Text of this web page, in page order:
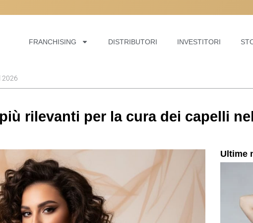
FRANCHISING DISTRIBUTORI INVESTITORI
2026
rilevanti per la cura dei capelli
Ultime